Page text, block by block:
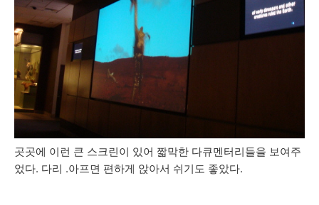
곳곳에 이런 큰 스크린이 있어 짧막한 다큐멘터리들을 보여주
었다. 다리 .아프면 편하게 앉아서 쉬기도 좋았다.